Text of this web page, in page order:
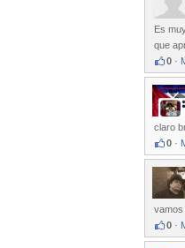
Es
que
0 ·
claro
0 ·
vamos
0 ·